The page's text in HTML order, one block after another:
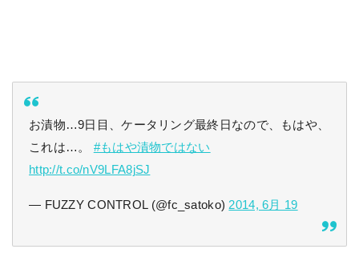
お漬物…9日目、ケータリング最終日なので、もはや、
これは…。 #もはや漬物ではない
http://t.co/nV9LFA8jSJ
— FUZZY CONTROL (@fc_satoko) 2014, 6月 19